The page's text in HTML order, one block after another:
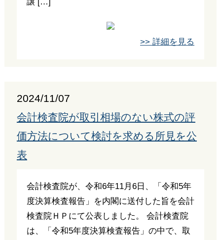
譲 […]
>> 詳細を見る
2024/11/07
会計検査院が取引相場のない株式の評
価方法について検討を求める所見を公
表
会計検査院が、令和6年11月6日、「令和5年
度決算検査報告」を内閣に送付した旨を会計
検査院ＨＰにて公表しました。 会計検査院
は、「令和5年度決算検査報告」の中で、取